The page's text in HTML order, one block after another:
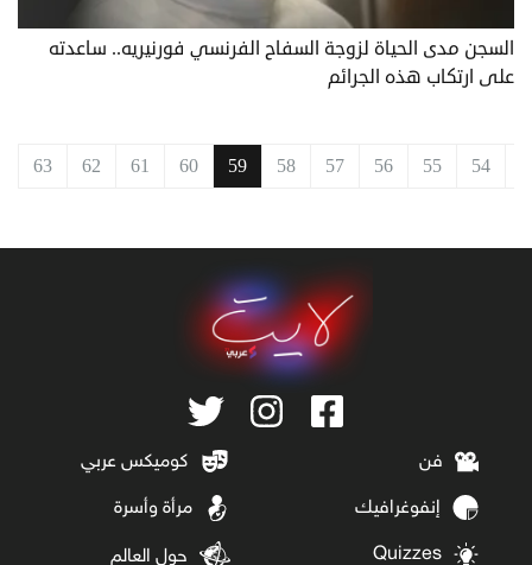
السجن مدى الحياة لزوجة السفاح الفرنسي فورنيريه.. ساعدته
على ارتكاب هذه الجرائم
54
55
56
57
58
59
60
61
62
63
فن كوميكس عربي
إنفوغرافيك مرأة وأسرة
Quizzes حول العالم